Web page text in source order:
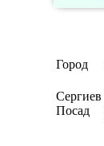
Город
Сергиев
Посад